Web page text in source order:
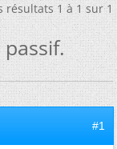
résultats 1 à 1 sur 1
#1